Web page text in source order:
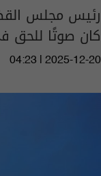
رئيس مجلس
كان صوتًا للحق
04:23 | 2025-12-20